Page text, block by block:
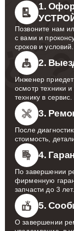
1.
Позвоните нам
с вами и
сроков и условий.
2.
Инженер
осмотр техники и
технику в сервис.
3.
После
стоимость,
4.
По завершении
фирменную
запчасти до 3 лет.
5.
О завершении